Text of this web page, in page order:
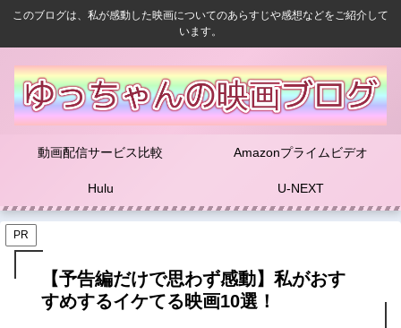
このブログは、私が感動した映画についてのあらすじや感想などをご紹介して
います。
動画配信サービス比較 Amazonプライムビデオ
Hulu U-NEXT
PR
【予告編だけで思わず感動】私がおす
すめするイケてる映画10選！